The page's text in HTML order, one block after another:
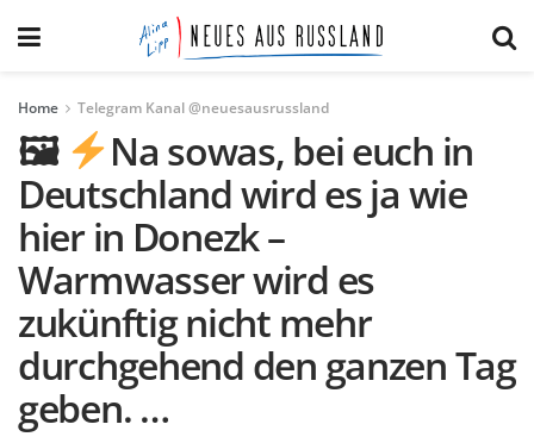
Home Telegram Kanal @neuesausrussland
🖼
Na sowas, bei euch in
Deutschland wird es ja wie
hier in Donezk –
Warmwasser wird es
zukünftig nicht mehr
durchgehend den ganzen Tag
geben. …